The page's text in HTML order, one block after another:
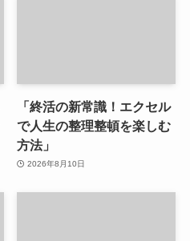
「終活の新常識！エクセル
で人生の整理整頓を楽しむ
方法」
2026年8月10日